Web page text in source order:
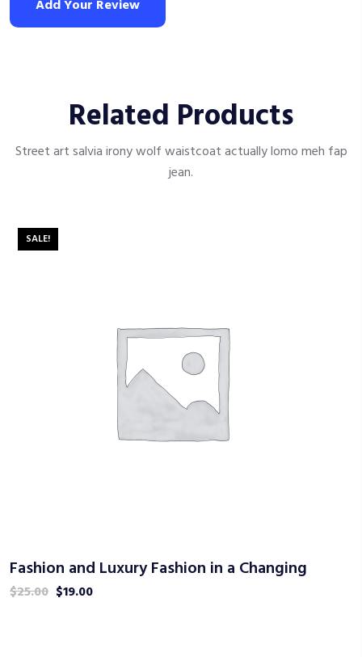
Add Your Review
Related Products
Street art salvia irony wolf waistcoat actually lomo meh fap
jean.
SALE!
Fashion and Luxury Fashion in a Changing
$25.00 $19.00